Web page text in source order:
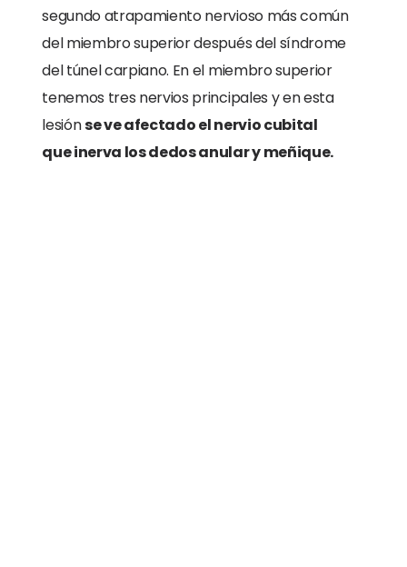
segundo atrapamiento nervioso más común
del miembro superior después del síndrome
del túnel carpiano. En el miembro superior
tenemos tres nervios principales y en esta
lesiónse ve afectado el nervio cubital
que inerva los dedos anular y meñique.